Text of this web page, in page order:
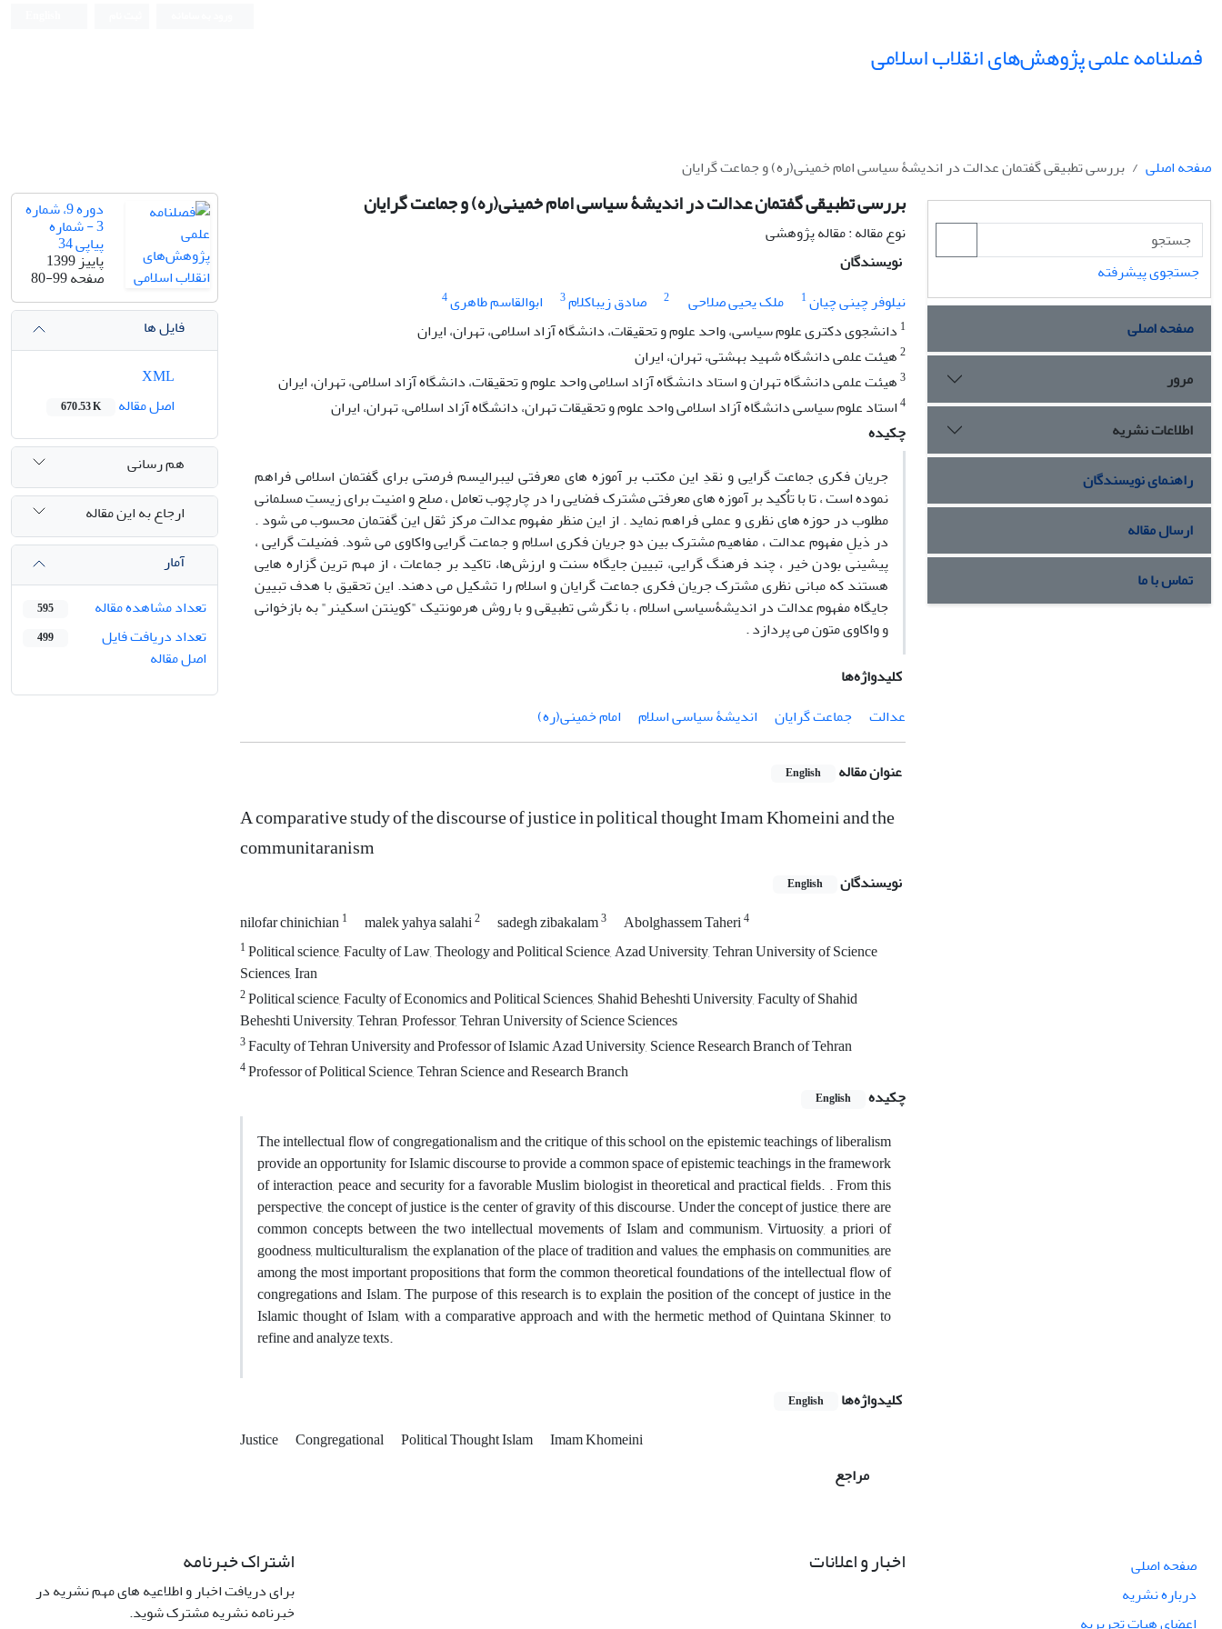
فصلنامه علمی پژوهش‌های انقلاب اسلامی
صفحه اصلی بررسی تطبیقی گفتمان عدالت در اندیشۀ سیاسی امام خمینی(ره) و جماعت گرایان
بررسی تطبیقی گفتمان عدالت در اندیشۀ سیاسی امام خمینی(ره) و جماعت گرایان
نوع مقاله : مقاله پژوهشی
نویسندگان
نیلوفر چینی چیان1 ملک یحیی صلاحی 2 صادق زیباکلام3 ابوالقاسم طاهری4
1 دانشجوی دکتری علوم سیاسی، واحد علوم و تحقیقات، دانشگاه آزاد اسلامی، تهران، ایران
2هیئت علمی دانشگاه شهید بهشتی، تهران، ایران
3هیئت علمی دانشگاه تهران و استاد دانشگاه آزاد اسلامی واحد علوم و تحقیقات، دانشگاه آزاد اسلامی، تهران، ایران
4استاد علوم سیاسی دانشگاه آزاد اسلامی واحد علوم و تحقیقات تهران، دانشگاه آزاد اسلامی، تهران، ایران
چکیده
جریان فکری جماعت گرایی و نقدِ این مکتب بر آموزه های معرفتی لیبرالیسم فرصتی برای گفتمان اسلامی فراهم
نموده است ، تا با تاٌکید بر آموزه های معرفتی مشترک فضایی را در چارچوب تعامل ، صلح و امنیت برای زیستِ مسلمانی
مطلوب در حوزه های نظری و عملی فراهم نماید . از این منظر مفهوم عدالت مرکز ثقل این گفتمان محسوب می شود .
در ذیلِ مفهوم عدالت ، مفاهیم مشترک بین دو جریان فکری اسلام و جماعت گرایی واکاوی می شود. فضیلت گرایی ،
پیشینی بودن خیر ، چند فرهنگ گرایی، تبیین جایگاه سنت و ارزش‌ها، تاکید بر جماعات ، از مهم ترین گزاره هایی
هستند که مبانی نظری مشترک جریان فکری جماعت گرایان و اسلام را تشکیل می دهند. این تحقیق با هدف تبیین
جایگاه مفهوم عدالت در اندیشۀسیاسی اسلام ، با نگرشی تطبیقی و با روش هرمونتیک "کوینتن اسکینر" به بازخوانی
و واکاوی متون می پردازد .
کلیدواژه‌ها
عدالت
جماعت گرایان اندیشۀ سیاسی اسلام امام خمینی(ره)
عنوان مقاله English
A comparative study of the discourse of justice in political thought Imam Khomeini and the
communitaranism
نویسندگان English
nilofar chinichian1 malek yahya salahi2 sadegh zibakalam3 Abolghassem Taheri4
1Political science, Faculty of Law, Theology and Political Science, Azad University, Tehran University of Science
Sciences, Iran
2Political science, Faculty of Economics and Political Sciences, Shahid Beheshti University, Faculty of Shahid
Beheshti University, Tehran, Professor, Tehran University of Science Sciences
3Faculty of Tehran University and Professor of Islamic Azad University, Science Research Branch of Tehran
4Professor of Political Science, Tehran Science and Research Branch
چکیده
English
The intellectual flow of congregationalism and the critique of this school on the epistemic teachings of liberalism
provide an opportunity for Islamic discourse to provide a common space of epistemic teachings in the framework
of interaction, peace and security for a favorable Muslim biologist in theoretical and practical fields. . From this
perspective, the concept of justice is the center of gravity of this discourse. Under the concept of justice, there are
common concepts between the two intellectual movements of Islam and communism. Virtuosity, a priori of
goodness, multiculturalism, the explanation of the place of tradition and values, the emphasis on communities, are
among the most important propositions that form the common theoretical foundations of the intellectual flow of
congregations and Islam. The purpose of this research is to explain the position of the concept of justice in the
Islamic thought of Islam, with a comparative approach and with the hermetic method of Quintana Skinner, to
refine and analyze texts.
کلیدواژه‌ها English
Justice Congregational Political Thought Islam
Imam Khomeini
مراجع
دوره 9، شماره
3 - شماره
پیاپی 34
پاییز 1399
صفحه80-99
فایل ها
اصل مقاله
670.53 K
هم رسانی
ارجاع به این مقاله
آمار
تعداد مشاهده مقاله
595
تعداد دریافت فایل
اصل مقاله
499
جستجوی پیشرفته
صفحه اصلی
مرور
اطلاعات نشریه
راهنمای نویسندگان
ارسال مقاله
تماس با ما
صفحه اصلی
درباره نشریه
اعضای هیات تحریریه
اخبار و اعلانات اشتراک خبرنامه
برای دریافت اخبار و اطلاعیه های مهم نشریه در
خبرنامه نشریه مشترک شوید.